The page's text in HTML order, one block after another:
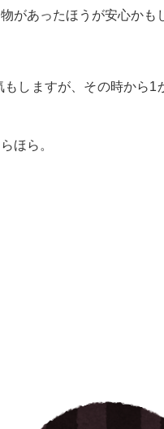
があったほうが安心かも
しますが、その時から1
ほら。